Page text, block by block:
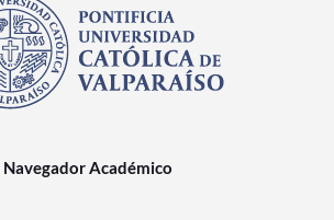
Navegador Académico